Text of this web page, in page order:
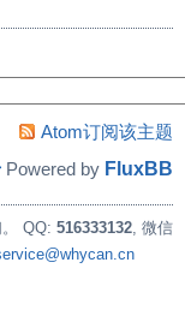
Atom订阅该主题
Powered by FluxBB
QQ: 516333132, 微信